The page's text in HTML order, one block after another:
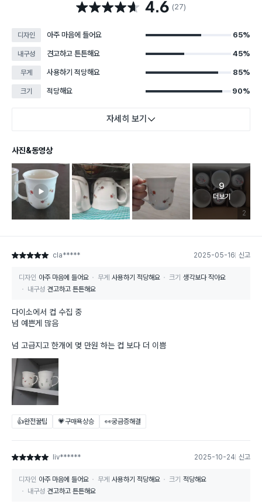
별점 4.6점 4.6 (27)
디자인 아주 마음에 들어요 65%
내구성 견고하고 튼튼해요 45%
무게 사용하기 적당해요 85%
크기 적당해요 90%
자세히 보기
사진&동영상
리뷰 이
2
고객 리뷰
9
더보기
별점 5점 cla***** 2025-05-16 신고
디자인 아주 마음에 들어요 무게 사용하기 적당해요 크기 생각보다 작아요
내구성 견고하고 튼튼해요
다이소에서 컵 수집 중
넘 예쁜게 많음
넘 고급지고 한개에 몆 만원 하는 컵 보다 더 이쁨
👍완전꿀팁 💗구매욕상승 👀궁금증해결
별점 5점 liv****** 2025-10-24 신고
디자인 아주 마음에 들어요 무게 사용하기 적당해요 크기 적당해요
내구성 견고하고 튼튼해요